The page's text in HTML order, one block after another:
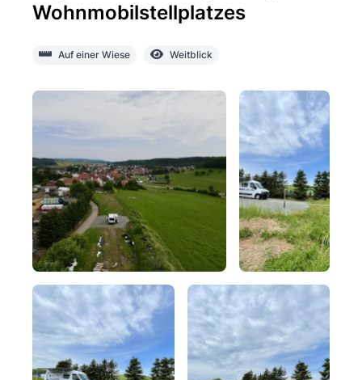
Wohnmobilstellplatzes
Auf einer Wiese Weitblick